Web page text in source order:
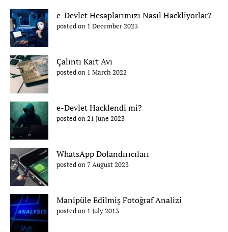
e-Devlet Hesaplarımızı Nasıl Hackliyorlar?
posted on 1 December 2023
Çalıntı Kart Avı
posted on 1 March 2022
e-Devlet Hacklendi mi?
posted on 21 June 2023
WhatsApp Dolandırıcıları
posted on 7 August 2023
Manipüle Edilmiş Fotoğraf Analizi
posted on 1 July 2013